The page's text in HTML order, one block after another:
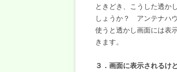
ときどき、こうした透か
しょうか？ アンテナハ
使うと透かし画面には表
きます。
３．画面に表示されるけ